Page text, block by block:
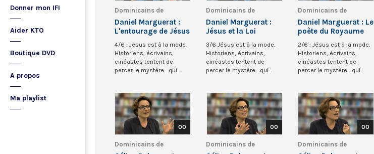
Donner mon IFI
Aider KTO
Boutique DVD
A propos
Ma playlist
Dominicains de
Belgique
Daniel Marguerat :
L'entourage de Jésus
4/6 : Jésus est à la mode.
Historiens, écrivains,
cinéastes tentent de
percer le mystère : qui
Dominicains de
Belgique
Daniel Marguerat :
Jésus et la Loi
3/6 Jésus est à la mode.
Historiens, écrivains,
cinéastes tentent de
percer le mystère : qui
Dominicains de
Belgique
Daniel Marguerat : Le
poète du Royaume
2/6 : Jésus est à la mode.
Historiens, écrivains,
cinéastes tentent de
percer le mystère : qui
00
Dominicains de
00
Dominicains de
00
Dominicains de